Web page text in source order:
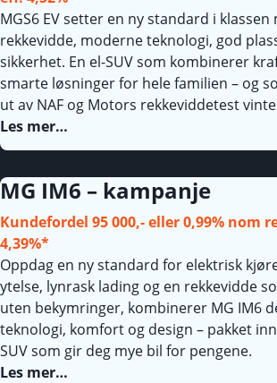
MGS6 EV setter en ny standard i klassen
rekkevidde, moderne teknologi, god
sikkerhet. En el-SUV som kombinerer
smarte løsninger for hele familien – og
ut av NAF og Motors rekkeviddetest
Les mer…
MG IM6 – kampanje
Kundefordel 95 000,- eller 0,99% nom
4,39%*
Oppdag en ny standard for elektrisk
ytelse, lynrask lading og en rekkevidde
uten bekymringer, kombinerer MG IM6
teknologi, komfort og design – pakket
SUV som gir deg mye bil for pengene.
Les mer…